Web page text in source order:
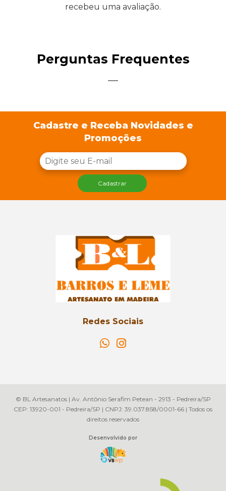
recebeu uma avaliação.
Perguntas Frequentes
Cadastre e Receba Novidades e
Promoções
Cadastrar
Redes Sociais
© BL Artesanatos | Av. Antônio Serafim Petean - 2913 - Pedreira/SP
CEP: 13920-001 - Pedreira/SP | CNPJ: 39.037.858/0001-66 | Todos os
direitos reservados
Desenvolvido por